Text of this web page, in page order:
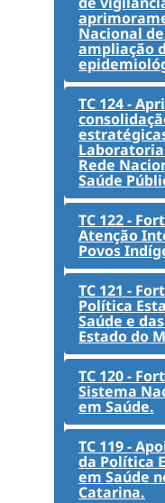
Nacional
ampliação
TC 124 -
Rede
Saúde
TC 122 -
Atenção
Povos
TC 121 -
Política
Saúde e
Estado do
TC 120 -
Sistema
em Saúde.
TC 119 -
da Política
em Saúde
Catarina.